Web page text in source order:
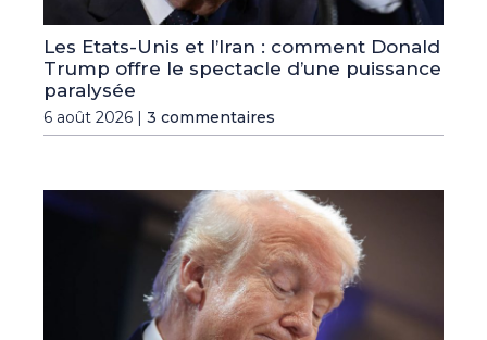
Les Etats-Unis et l’Iran : comment Donald
Trump offre le spectacle d’une puissance
paralysée
6 août 2026 | 3 commentaires